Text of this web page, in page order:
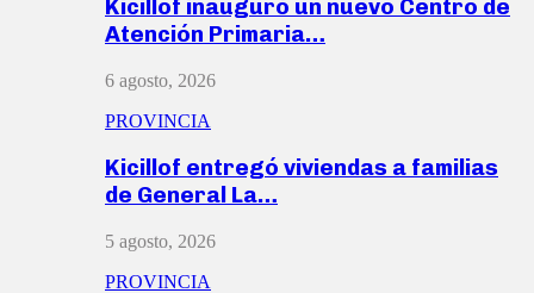
Kicillof inauguró un nuevo Centro de
Atención Primaria…
6 agosto, 2026
PROVINCIA
Kicillof entregó viviendas a familias
de General La…
5 agosto, 2026
PROVINCIA